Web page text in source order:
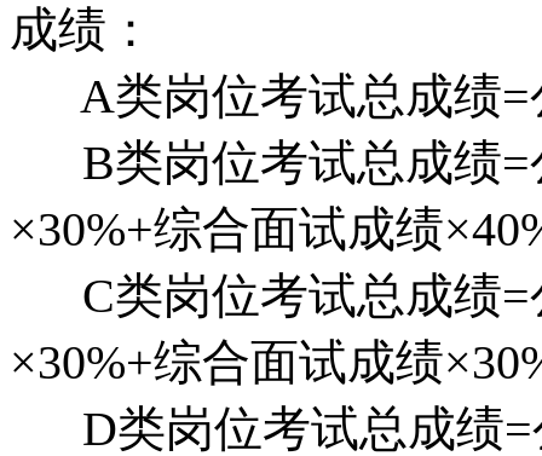
成绩：
A类岗位考试总成绩=
B类岗位考试总成绩=
×30%+综合面试成绩
C类岗位考试总成绩=
×30%+综合面试成绩
D类岗位考试总成绩=